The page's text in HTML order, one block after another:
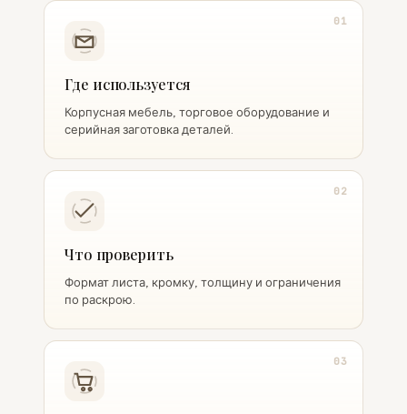
01
Где используется
Корпусная мебель, торговое оборудование и
серийная заготовка деталей.
02
Что проверить
Формат листа, кромку, толщину и ограничения
по раскрою.
03